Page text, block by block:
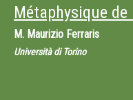
Métaphysique de
M. Maurizio Ferraris
Università di Torino